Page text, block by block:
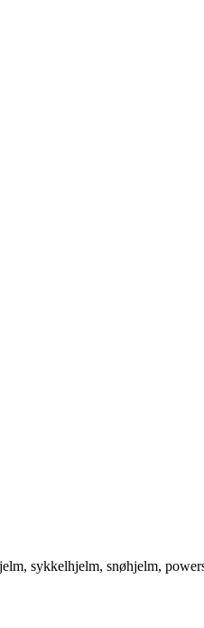
sykkelhjelm, snøhjelm,